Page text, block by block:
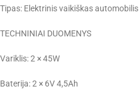
Tipas: Elektrinis vaikiškas automobilis
TECHNINIAI DUOMENYS
Variklis: 2 × 45W
Baterija: 2 × 6V 4,5Ah